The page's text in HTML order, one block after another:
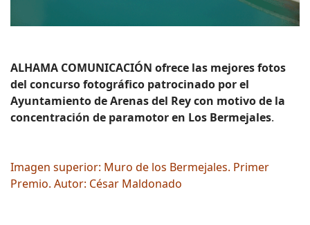
ALHAMA COMUNICACIÓN ofrece las mejores fotos
del concurso fotográfico patrocinado por el
Ayuntamiento de Arenas del Rey con motivo de la
concentración de paramotor en Los Bermejales.
Imagen superior: Muro de los Bermejales. Primer
Premio. Autor: César Maldonado